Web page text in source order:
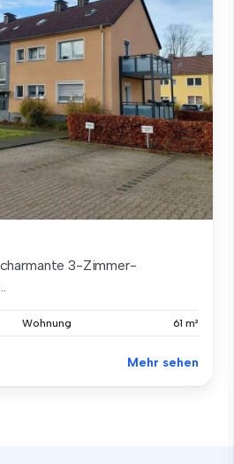
3-Zimmer-
Wohnung 61 m²
Mehr sehen